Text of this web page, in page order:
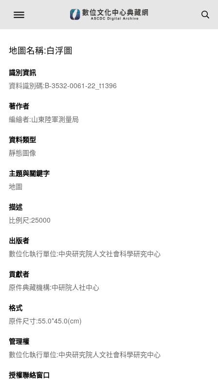
地圖名稱:白浮圖
識別資訊
資料識別碼:B-3532-0061-22_t1396
著作者
編繪者:山東陸軍測量局
資料類型
靜態圖像
主題與關鍵字
地圖
描述
比例尺:25000
出版者
數位化執行單位:中央研究院人文社會科學研究中心
貢獻者
原件典藏機構:中研院人社中心
格式
原件尺寸:55.0*45.0(cm)
管理權
數位化執行單位:中央研究院人文社會科學研究中心
授權聯絡窗口